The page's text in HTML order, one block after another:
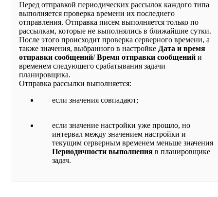
Перед отправкой периодических рассылок каждого типа
выполняется проверка времени их последнего
отправления. Отправка писем выполняется только по
рассылкам, которые не выполнялись в ближайшие сутки.
После этого происходит проверка серверного времени, а
также значения, выбранного в настройке Дата и время
отправки сообщений/Время отправки сообщений и
временем следующего срабатывания задачи
планировщика.
Отправка рассылки выполняется:
если значения совпадают;
если значение настройки уже прошло, но
интервал между значением настройки и
текущим серверным временем меньше значения
Периодичности выполнения в планировщике
задач.